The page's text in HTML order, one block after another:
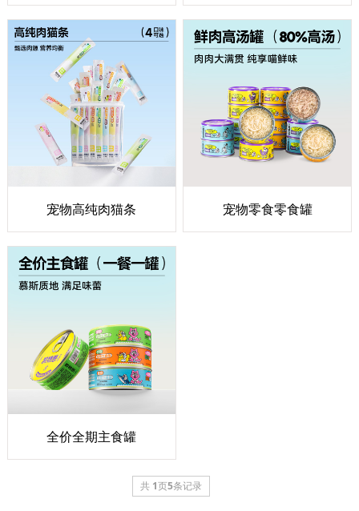
宠物高纯肉猫条 宠物零食零食罐
全价全期主食罐
共 1页5条记录